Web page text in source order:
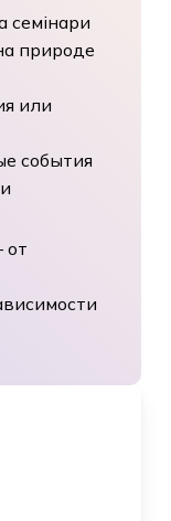
семінари
природе
или
события
от